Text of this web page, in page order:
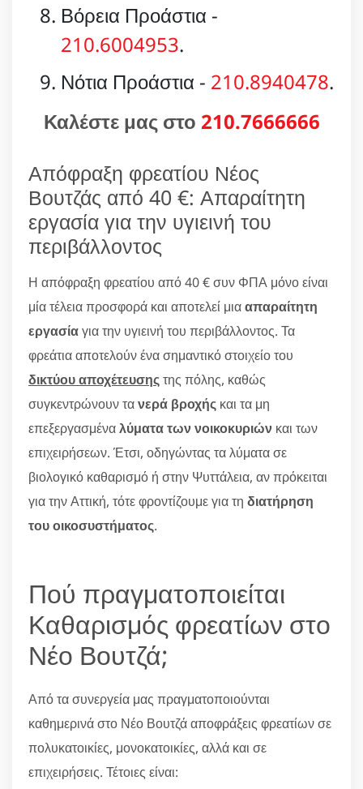
Βόρεια Προάστια -
210.6004953.
Νότια Προάστια - 210.8940478.
Καλέστε μας στο 210.7666666
Απόφραξη φρεατίου Νέος
Βουτζάς από 40 €: Απαραίτητη
εργασία για την υγιεινή του
περιβάλλοντος
Η απόφραξη φρεατίου από 40 € συν ΦΠΑ μόνο είναι
μία τέλεια προσφορά και αποτελεί μιααπαραίτητη
εργασίαγια την υγιεινή του περιβάλλοντος. Τα
φρεάτια αποτελούν ένα σημαντικό στοιχείο του
δικτύου αποχέτευσηςτης πόλης, καθώς
συγκεντρώνουν τανερά βροχής και τα μη
επεξεργασμέναλύματα των νοικοκυριών και των
επιχειρήσεων. Έτσι, οδηγώντας τα λύματα σε
βιολογικό καθαρισμό ή στην Ψυττάλεια, αν πρόκειται
για την Αττική, τότε φροντίζουμε για τη διατήρηση
του οικοσυστήματος.
Πού πραγματοποιείται
Καθαρισμός φρεατίων στο
Νέο Βουτζά;
Από τα συνεργεία μας πραγματοποιούνται
καθημερινά στο Νέο Βουτζά αποφράξεις φρεατίων σε
πολυκατοικίες, μονοκατοικίες, αλλά και σε
επιχειρήσεις. Τέτοιες είναι: